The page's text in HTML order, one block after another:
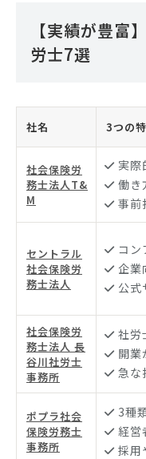
【実績が豊富
労士7選
社名 3つの
社会保険労
務士法人T&
M
実際
働き
事前
セントラル
社会保険労
務士法人
コン
企業
公式
社会保険労
務士法人 長
谷川社労士
事務所
社労
開業
急な
ポプラ社会
保険労務士
事務所
3種
経営
採用